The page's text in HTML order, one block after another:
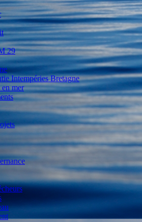
29
Intempéries Bretagne
en mer